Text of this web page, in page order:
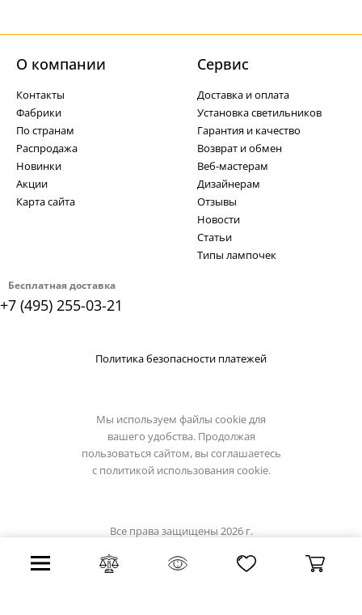
Бесплатная доставка
+7 (495) 255-03-21
О компании
Контакты
Фабрики
По странам
Распродажа
Новинки
Акции
Карта сайта
Cервис
Доставка и оплата
Установка светильников
Гарантия и качество
Возврат и обмен
Веб-мастерам
Дизайнерам
Отзывы
Новости
Статьи
Типы лампочек
Политика безопасности платежей
Мы используем файлы cookie для
вашего удобства. Продолжая
пользоваться сайтом, вы соглашаетесь
с политикой использования cookie.
Все права защищены 2026 г.